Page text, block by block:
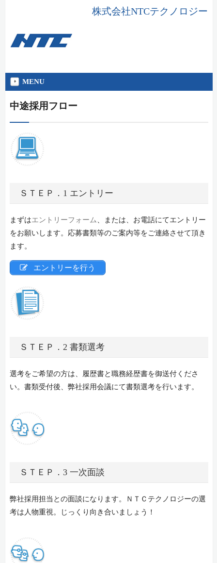
株式会社NTCテクノロジー
MENU
中途採用フロー
ＳＴＥＰ．1 エントリー
まずはエントリーフォーム、または、お電話にてエントリー
をお願いします。応募書類等のご案内等をご連絡させて頂き
ます。
エントリーを行う
ＳＴＥＰ．2 書類選考
選考をご希望の方は、履歴書と職務経歴書を御送付くださ
い。書類受付後、弊社採用会議にて書類選考を行います。
ＳＴＥＰ．3 一次面談
弊社採用担当との面談になります。ＮＴＣテクノロジーの選
考は人物重視。じっくり向き合いましょう！